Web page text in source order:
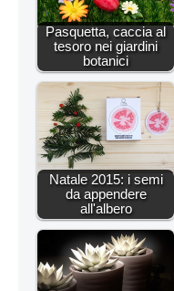
Pasquetta, caccia al
tesoro nei giardini
botanici
Natale 2015: i semi
da appendere
all'albero